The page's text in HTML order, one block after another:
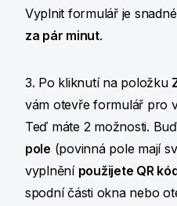
Vyplnit formulář je
za pár minut.
3. Po kliknutí na položku
vám otevře formulář pro
Teď máte 2 možnosti. Buď
pole (povinná pole mají
vyplnění použijete QR
spodní části okna nebo